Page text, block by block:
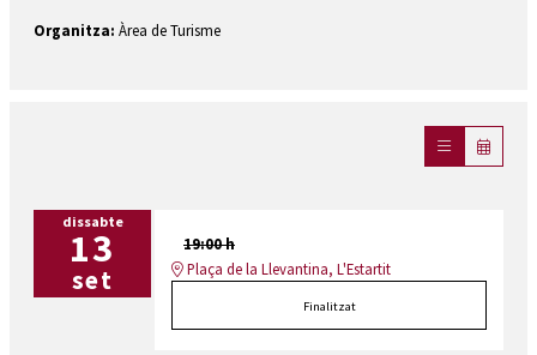
Organitza: Àrea de Turisme
dissabte
13
set
19:00 h
Plaça de la Llevantina, L'Estartit
Finalitzat